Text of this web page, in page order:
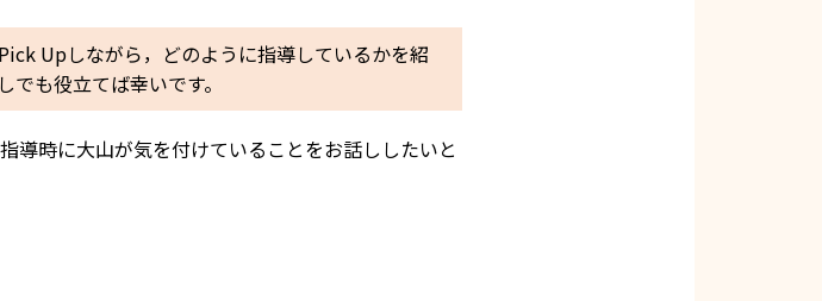
Upしながら，どのように指導しているかを紹
も役立てば幸いです。
導時に大山が気を付けていることをお話ししたいと